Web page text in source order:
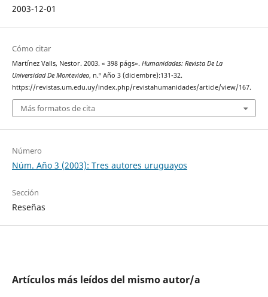
2003-12-01
Cómo citar
Martínez Valls, Nestor. 2003. « 398 págs». Humanidades: Revista De La
Universidad De Montevideo, n.º Año 3 (diciembre):131-32.
https://revistas.um.edu.uy/index.php/revistahumanidades/article/view/167.
Más formatos de cita
Número
Núm. Año 3 (2003): Tres autores uruguayos
Sección
Reseñas
Artículos más leídos del mismo autor/a